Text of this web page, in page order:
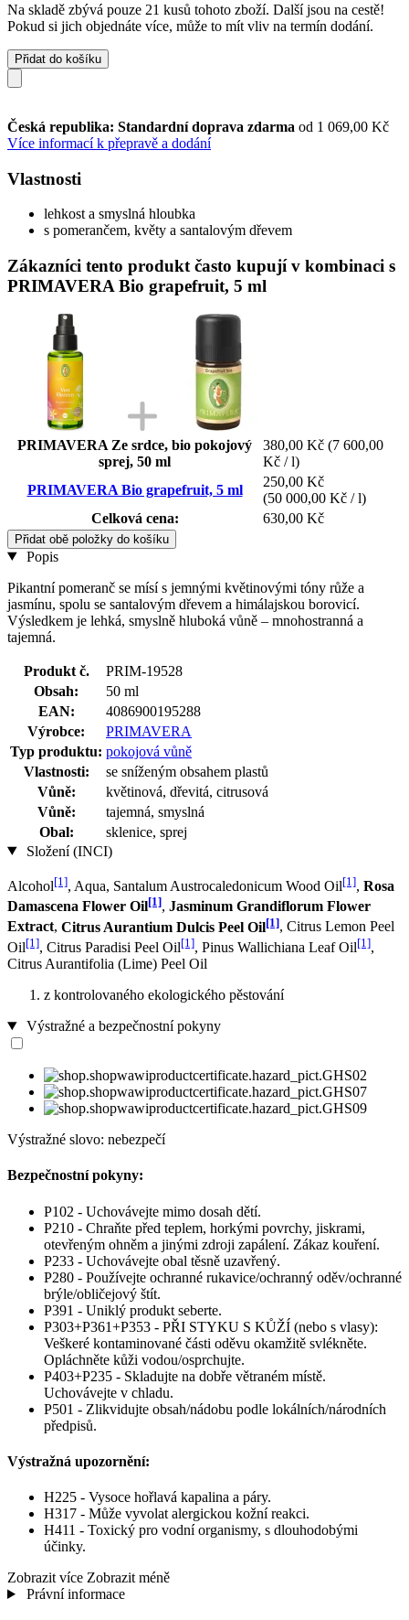
Na skladě zbývá pouze 21 kusů tohoto zboží. Další jsou na cestě!
Pokud si jich objednáte více, může to mít vliv na termín dodání.
Přidat do košíku
Česká republika: Standardní doprava zdarma od 1 069,00 Kč
Více informací k přepravě a dodání
Vlastnosti
lehkost a smyslná hloubka
s pomerančem, květy a santalovým dřevem
Zákazníci tento produkt často kupují v kombinaci s
PRIMAVERA Bio grapefruit, 5 ml
PRIMAVERA Ze srdce, bio pokojový
sprej, 50 ml
380,00 Kč (7 600,00
Kč / l)
PRIMAVERA Bio grapefruit, 5 ml
250,00 Kč
(50 000,00 Kč / l)
Celková cena:
630,00 Kč
Přidat obě položky do košíku
Popis
Pikantní pomeranč se mísí s jemnými květinovými tóny růže a
jasmínu, spolu se santalovým dřevem a himálajskou borovicí.
Výsledkem je lehká, smyslně hluboká vůně – mnohostranná a
tajemná.
Produkt č.
PRIM-19528
Obsah:
50 ml
EAN:
4086900195288
Výrobce:
PRIMAVERA
Typ produktu: pokojová vůně
Vlastnosti:
se sníženým obsahem plastů
Vůně:
květinová, dřevitá, citrusová
Vůně:
tajemná, smyslná
Obal:
sklenice, sprej
Složení (INCI)
Alcohol[1], Aqua, Santalum Austrocaledonicum Wood Oil[1], Rosa
Damascena Flower Oil[1], Jasminum Grandiflorum Flower
Extract, Citrus Aurantium Dulcis Peel Oil[1], Citrus Lemon Peel
Oil[1], Citrus Paradisi Peel Oil[1], Pinus Wallichiana Leaf Oil[1],
Citrus Aurantifolia (Lime) Peel Oil
z kontrolovaného ekologického pěstování
Výstražné a bezpečnostní pokyny
Výstražné slovo: nebezpečí
Bezpečnostní pokyny:
P102 - Uchovávejte mimo dosah dětí.
P210 - Chraňte před teplem, horkými povrchy, jiskrami,
otevřeným ohněm a jinými zdroji zapálení. Zákaz kouření.
P233 - Uchovávejte obal těsně uzavřený.
P280 - Používejte ochranné rukavice/ochranný oděv/ochranné
brýle/obličejový štít.
P391 - Uniklý produkt seberte.
P303+P361+P353 - PŘI STYKU S KŮŽÍ (nebo s vlasy):
Veškeré kontaminované části oděvu okamžitě svlékněte.
Opláchněte kůži vodou/osprchujte.
P403+P235 - Skladujte na dobře větraném místě.
Uchovávejte v chladu.
P501 - Zlikvidujte obsah/nádobu podle lokálních/národních
předpisů.
Výstražná upozornění:
H225 - Vysoce hořlavá kapalina a páry.
H317 - Může vyvolat alergickou kožní reakci.
H411 - Toxický pro vodní organismy, s dlouhodobými
účinky.
Zobrazit více Zobrazit méně
Právní informace